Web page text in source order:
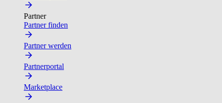
Partner
Partner finden
Partner werden
Partnerportal
Marketplace